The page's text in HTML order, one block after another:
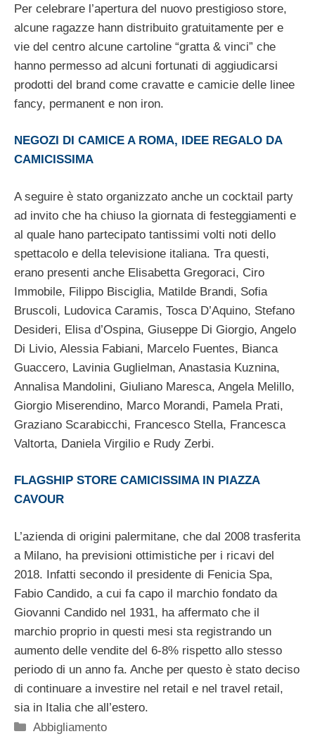
Per celebrare l’apertura del nuovo prestigioso store,
alcune ragazze hann distribuito gratuitamente per e
vie del centro alcune cartoline “gratta & vinci” che
hanno permesso ad alcuni fortunati di aggiudicarsi
prodotti del brand come cravatte e camicie delle linee
fancy, permanent e non iron.
NEGOZI DI CAMICE A ROMA, IDEE REGALO DA
CAMICISSIMA
A seguire è stato organizzato anche un cocktail party
ad invito che ha chiuso la giornata di festeggiamenti e
al quale hano partecipato tantissimi volti noti dello
spettacolo e della televisione italiana. Tra questi,
erano presenti anche Elisabetta Gregoraci, Ciro
Immobile, Filippo Bisciglia, Matilde Brandi, Sofia
Bruscoli, Ludovica Caramis, Tosca D’Aquino, Stefano
Desideri, Elisa d’Ospina, Giuseppe Di Giorgio, Angelo
Di Livio, Alessia Fabiani, Marcelo Fuentes, Bianca
Guaccero, Lavinia Guglielman, Anastasia Kuznina,
Annalisa Mandolini, Giuliano Maresca, Angela Melillo,
Giorgio Miserendino, Marco Morandi, Pamela Prati,
Graziano Scarabicchi, Francesco Stella, Francesca
Valtorta, Daniela Virgilio e Rudy Zerbi.
FLAGSHIP STORE CAMICISSIMA IN PIAZZA
CAVOUR
L’azienda di origini palermitane, che dal 2008 trasferita
a Milano, ha previsioni ottimistiche per i ricavi del
2018. Infatti secondo il presidente di Fenicia Spa,
Fabio Candido, a cui fa capo il marchio fondato da
Giovanni Candido nel 1931, ha affermato che il
marchio proprio in questi mesi sta registrando un
aumento delle vendite del 6-8% rispetto allo stesso
periodo di un anno fa. Anche per questo è stato deciso
di continuare a investire nel retail e nel travel retail,
sia in Italia che all’estero.
Categorie
Abbigliamento